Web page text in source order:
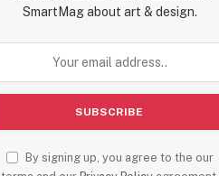
SmartMag about art & design.
By signing up, you agree to the our